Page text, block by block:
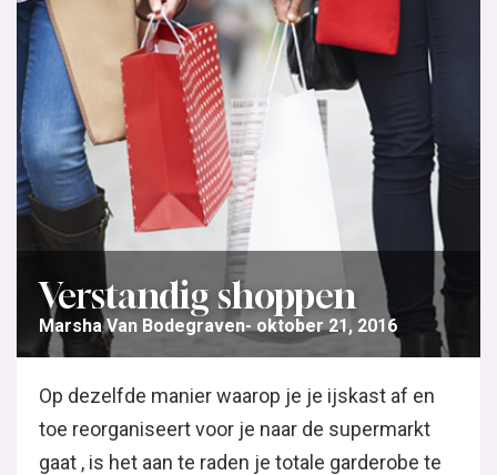
Verstandig shoppen
Marsha Van Bodegraven oktober 21, 2016
Op dezelfde manier waarop je je ijskast af en
toe reorganiseert voor je naar de supermarkt
gaat , is het aan te raden je totale garderobe te